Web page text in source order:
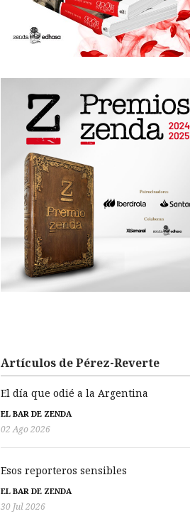
Artículos de Pérez-Reverte
El día que odié a la Argentina
EL BAR DE ZENDA
02 Ago 2026
Esos reporteros sensibles
EL BAR DE ZENDA
30 Jul 2026